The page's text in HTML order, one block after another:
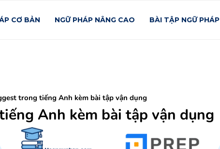
CƠ BẢN NGỮ PHÁP NÂNG CAO BÀI TẬP NGỮ PHÁP
trong tiếng Anh kèm bài tập vận dụng
Anh kèm bài tập vận dụng